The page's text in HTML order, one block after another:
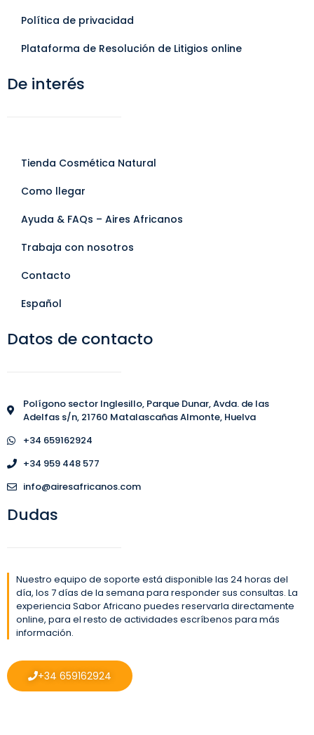
Política de privacidad
Plataforma de Resolución de Litigios online
De interés
Tienda Cosmética Natural
Como llegar
Ayuda & FAQs – Aires Africanos
Trabaja con nosotros
Contacto
Español
Datos de contacto
Polígono sector Inglesillo, Parque Dunar, Avda. de las
Adelfas s/n, 21760 Matalascañas Almonte, Huelva
+34 659162924
+34 959 448 577
info@airesafricanos.com
Dudas
Nuestro equipo de soporte está disponible las 24 horas del
día, los 7 días de la semana para responder sus consultas. La
experiencia Sabor Africano puedes reservarla directamente
online, para el resto de actividades escríbenos para más
información.
+34 659162924